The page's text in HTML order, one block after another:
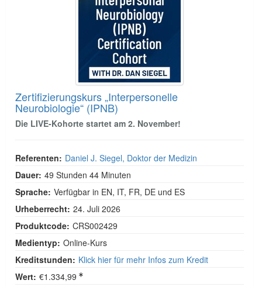
Zertifizierungskurs „Interpersonelle
Neurobiologie“ (IPNB)
Die LIVE-Kohorte startet am 2. November!
Referenten: Daniel J. Siegel, Doktor der Medizin
Dauer: 49 Stunden 44 Minuten
Sprache: Verfügbar in EN, IT, FR, DE und ES
Urheberrecht: 24. Juli 2026
Produktcode: CRS002429
Medientyp: Online-Kurs
Kreditstunden: Klick hier für mehr Infos zum Kredit
Wert: €1.334,99